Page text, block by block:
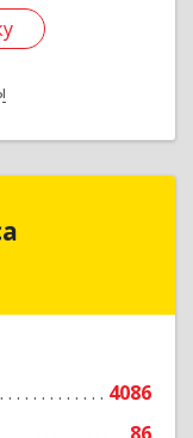
4086
бизнеса
2-й пер, дом